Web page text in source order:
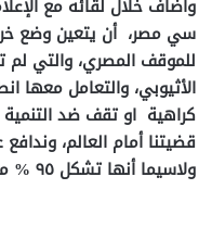
وأضاف خلال لقائه مع
سي مصر، أن يتعين وضع
للموقف المصري، والتي لم
الأثيوبي، والتعامل معها
كراهية او تقف ضد
قضيتنا أمام العالم،
ولاسيما أنها تشكل ٩٥ % من موارد مصر المائية.